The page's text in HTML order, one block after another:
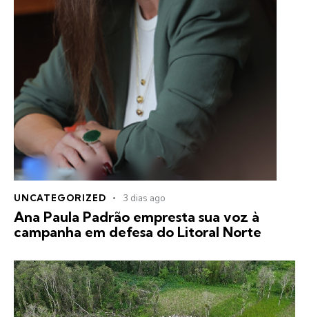
UNCATEGORIZED 3 dias ago
Ana Paula Padrão empresta sua voz à
campanha em defesa do Litoral Norte